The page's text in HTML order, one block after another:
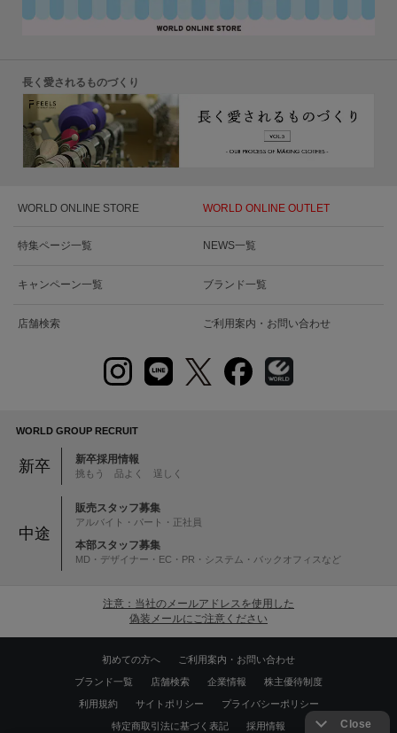
長く愛されるものづくり
WORLD ONLINE STORE WORLD ONLINE OUTLET
特集ページ一覧 NEWS一覧
キャンペーン一覧 ブランド一覧
店舗検索 ご利用案内・お問い合わせ
WORLD GROUP RECRUIT
新卒 新卒採用情報
挑もう 品よく 逞しく
中途
販売スタッフ募集
アルバイト・パート・正社員
本部スタッフ募集
MD・デザイナー・EC・PR・システム・バックオフィスなど
注意：当社のメールアドレスを使用した
偽装メールにご注意ください
初めての方へ ご利用案内・お問い合わせ
ブランド一覧 店舗検索 企業情報 株主優待制度
利用規約 サイトポリシー プライバシーポリシー
特定商取引法に基づく表記 採用情報